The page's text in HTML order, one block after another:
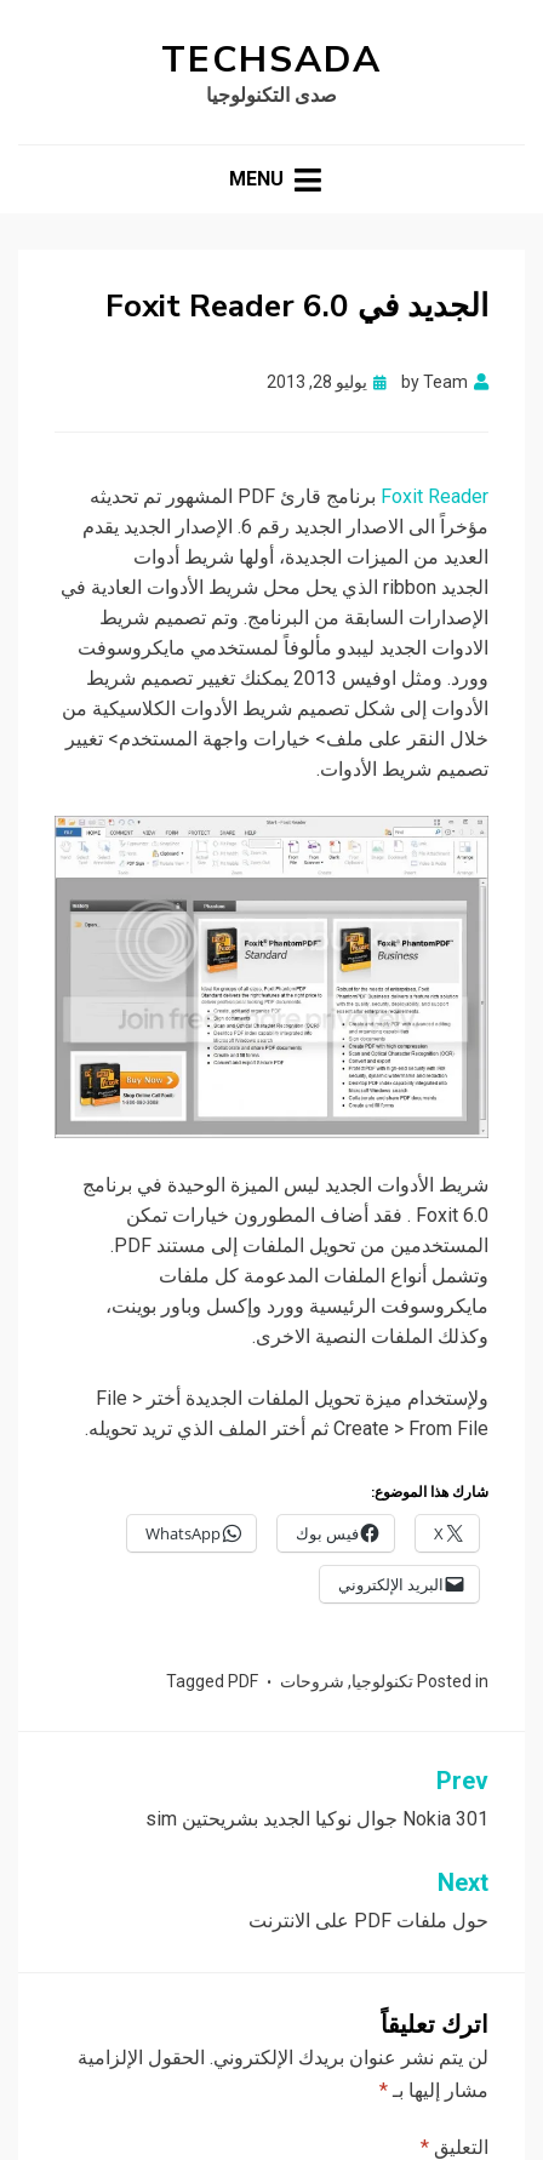
TECHSADA
صدى التكنولوجيا
MENU
الجديد في Foxit Reader 6.0
byTeam
Posted
يوليو 28, 2013
Foxit Reader
برنامج قارئ PDF المشهور تم تحديثه
مؤخراً الى الاصدار الجديد رقم 6. الإصدار الجديد يقدم
العديد من الميزات الجديدة، أولها شريط أدوات
الجديد ribbon الذي يحل محل شريط الأدوات العادية في
الإصدارات السابقة من البرنامج. وتم تصميم شريط
الادوات الجديد ليبدو مألوفاً لمستخدمي مايكروسوفت
وورد. ومثل اوفيس 2013 يمكنك تغيير تصميم شريط
الأدوات إلى شكل تصميم شريط الأدوات الكلاسيكية من
خلال النقر على ملف> خيارات واجهة المستخدم> تغيير
تصميم شريط الأدوات.
شريط الأدوات الجديد ليس الميزة الوحيدة في برنامج
Foxit 6.0 . فقد أضاف المطورون خيارات تمكن
المستخدمين من تحويل الملفات إلى مستند PDF.
وتشمل أنواع الملفات المدعومة كل ملفات
مايكروسوفت الرئيسية وورد وإكسل وباور بوينت،
وكذلك الملفات النصية الاخرى.
ولإستخدام ميزة تحويل الملفات الجديدة أختر File >
Create > From File ثم أختر الملف الذي تريد تحويله.
شارك هذا الموضوع:
X فيس بوك WhatsApp
البريد الإلكتروني
Posted in تكنولوجيا, شروحات Tagged PDF
تصفّح
المقالات
Prev
Nokia 301 جوال نوكيا الجديد بشريحتين sim
Next
حول ملفات PDF على الانترنت
اترك تعليقاً
لن يتم نشر عنوان بريدك الإلكتروني. الحقول الإلزامية
مشار إليها بـ*
التعليق *